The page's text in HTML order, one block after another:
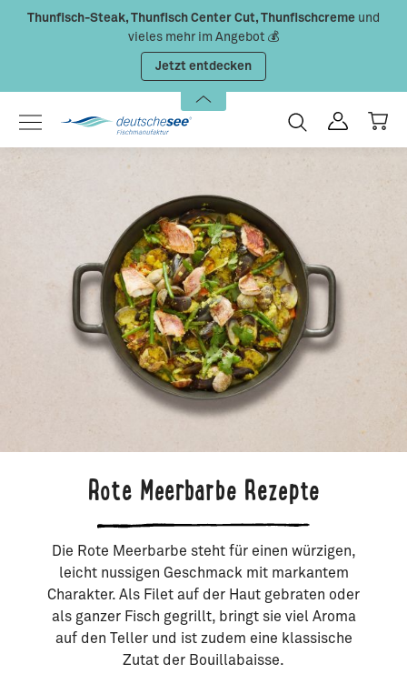
Zum Hauptinhalt springen
Thunfisch-Steak, Thunfisch Center Cut, Thunfischcreme und
vieles mehr im Angebot 💰
Jetzt entdecken
Rote Meerbarbe Rezepte
Die Rote Meerbarbe steht für einen würzigen,
leicht nussigen Geschmack mit markantem
Charakter. Als Filet auf der Haut gebraten oder
als ganzer Fisch gegrillt, bringt sie viel Aroma
auf den Teller und ist zudem eine klassische
Zutat der Bouillabaisse.